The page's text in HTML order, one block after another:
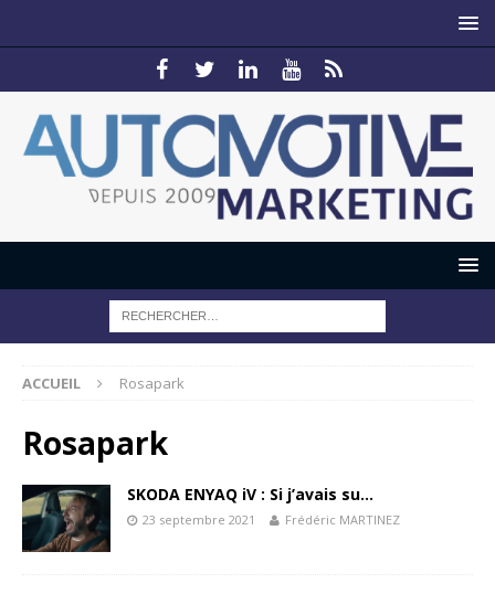
ACCUEIL Rosapark
Rosapark
SKODA ENYAQ iV : Si j’avais su…
23 septembre 2021 Frédéric MARTINEZ